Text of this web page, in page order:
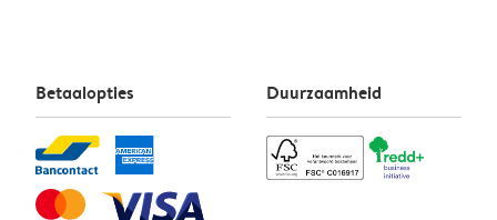
Betaalopties Duurzaamheid